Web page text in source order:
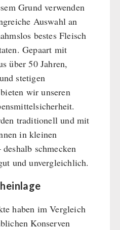
Grund verwenden
Auswahl an
bestes Fleisch
Gepaart mit
über 50 Jahren,
stetigen
wir unseren
traditionell und mit
in kleinen
schmecken
und unvergleichlich.
haben im Vergleich
Konserven